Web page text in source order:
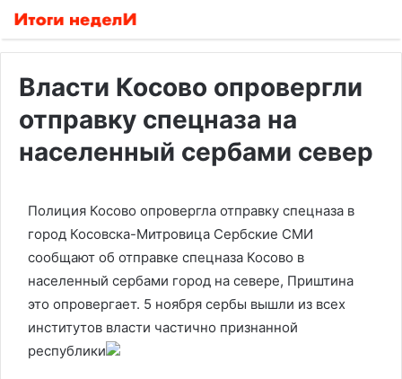
Власти Косово опровергли
отправку спецназа на
населенный сербами север
Полиция Косово опровергла отправку спецназа в
город Косовска-Митровица Сербские СМИ
сообщают об отправке спецназа Косово в
населенный сербами город на севере, Приштина
это опровергает. 5 ноября сербы вышли из всех
институтов власти частично признанной
республики